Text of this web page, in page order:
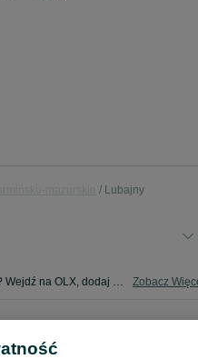
Lubajny
Masz coś, czego już nie potrzebujesz? Wejdź na OLX, dodaj ofertę w kategorii Oddam za darmo i oddaj swój przedmiot za darmo! - Lubajny i okolice! Zobacz